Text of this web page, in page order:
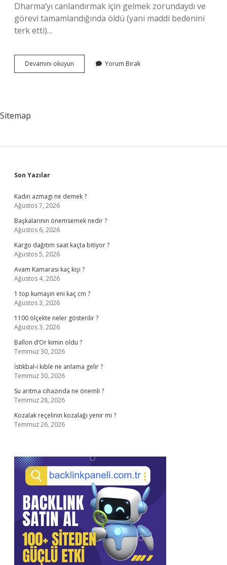
Dharma’yı canlandırmak için gelmek zorundaydı ve
görevi tamamlandığında öldü (yani maddi bedenini
terk etti)…
Devamını okuyun
Kim
Yorum Bırak
Sitemap
Sidebar
Son Yazılar
Kadın azmagı ne demek ?
Ağustos 7, 2026
Başkalarının önemsemek nedir ?
Ağustos 6, 2026
Kargo dağıtım saat kaçta bitiyor ?
Ağustos 5, 2026
Avam Kamarası kaç kişi ?
Ağustos 4, 2026
1 top kumaşın eni kaç cm ?
Ağustos 3, 2026
1100 ölçekte neler gösterilir ?
Ağustos 3, 2026
Ballon d’Or kimin oldu ?
Temmuz 30, 2026
İstikbal-i kıble ne anlama gelir ?
Temmuz 30, 2026
Su arıtma cihazında ne önemli ?
Temmuz 28, 2026
Kozalak reçelinin kozalağı yenir mi ?
Temmuz 26, 2026